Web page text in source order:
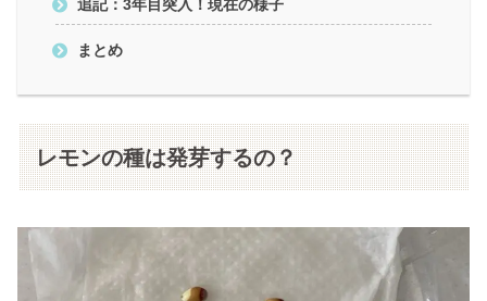
追記：3年目突入！現在の様子
まとめ
レモンの種は発芽するの？